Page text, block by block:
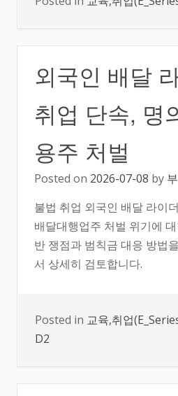
외국인 배달
취업 단속, 명
용주 처벌
Posted on 2026-07-08 by
불법 취업 외국인 배달 라이
배달대행업주 처벌 위기에
반 쟁점과 범칙금 대응 방법
서 상세히 검토합니다.
Posted in 교육,취업
D2